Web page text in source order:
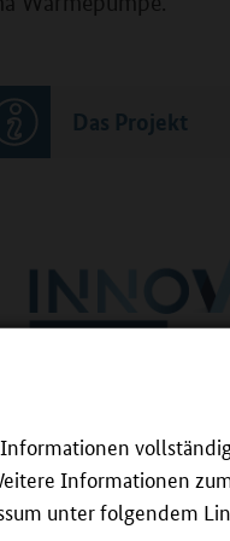
Informationen
unter folgendem
Das Projekt
Lernmodule mit digitalen
Wärmepumpe